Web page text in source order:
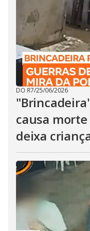
DO R7/25/06/2026
causa
deixa